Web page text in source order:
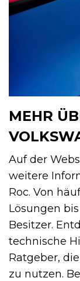
MEHR
Auf der
weitere
Roc. Von
Lösungen
Besitzer.
technische
Ratgeber,
zu nutzen.